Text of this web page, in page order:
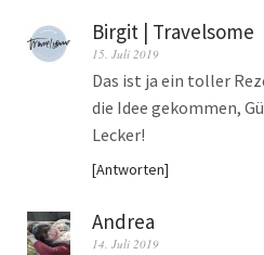
Birgit | Travelsome
15. Juli 2019
Das ist ja ein toller
die Idee gekommen,
Lecker!
Antworten
Andrea
14. Juli 2019